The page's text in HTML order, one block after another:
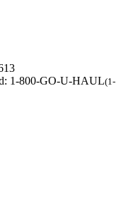
1-800-GO-U-HAUL(1-